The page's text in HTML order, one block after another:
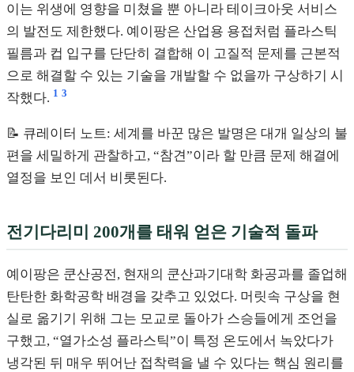
이는 위생에 영향을 미쳤을 뿐 아니라 테이크아웃 서비스
의 발전도 제한했다. 예이팡은 산업용 용접처럼 플라스틱
필름과 컵 입구를 단단히 결합해 이 고질적 문제를 근본적
으로 해결할 수 있는 기술을 개발할 수 없을까 구상하기 시
작했다. 1 3
📝 큐레이터 노트: 세계를 바꾼 많은 발명은 대개 일상의 불
편을 세밀하게 관찰하고, “참견”이라 할 만큼 문제 해결에
열정을 보인 데서 비롯된다.
전기다리미 200개를 태워 얻은 기술적 돌파
예이팡은 쿤산공전, 현재의 쿤산과기대학 화공과를 졸업해
탄탄한 화학공학 배경을 갖추고 있었다. 머릿속 구상을 현
실로 옮기기 위해 그는 모교로 돌아가 스승들에게 조언을
구했고, “열가소성 플라스틱”이 특정 온도에서 녹았다가
냉각된 뒤 매우 뛰어난 접착력을 낼 수 있다는 핵심 원리를